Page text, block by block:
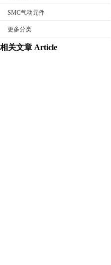
SMC气动元件
更多分类
相关文章 Article